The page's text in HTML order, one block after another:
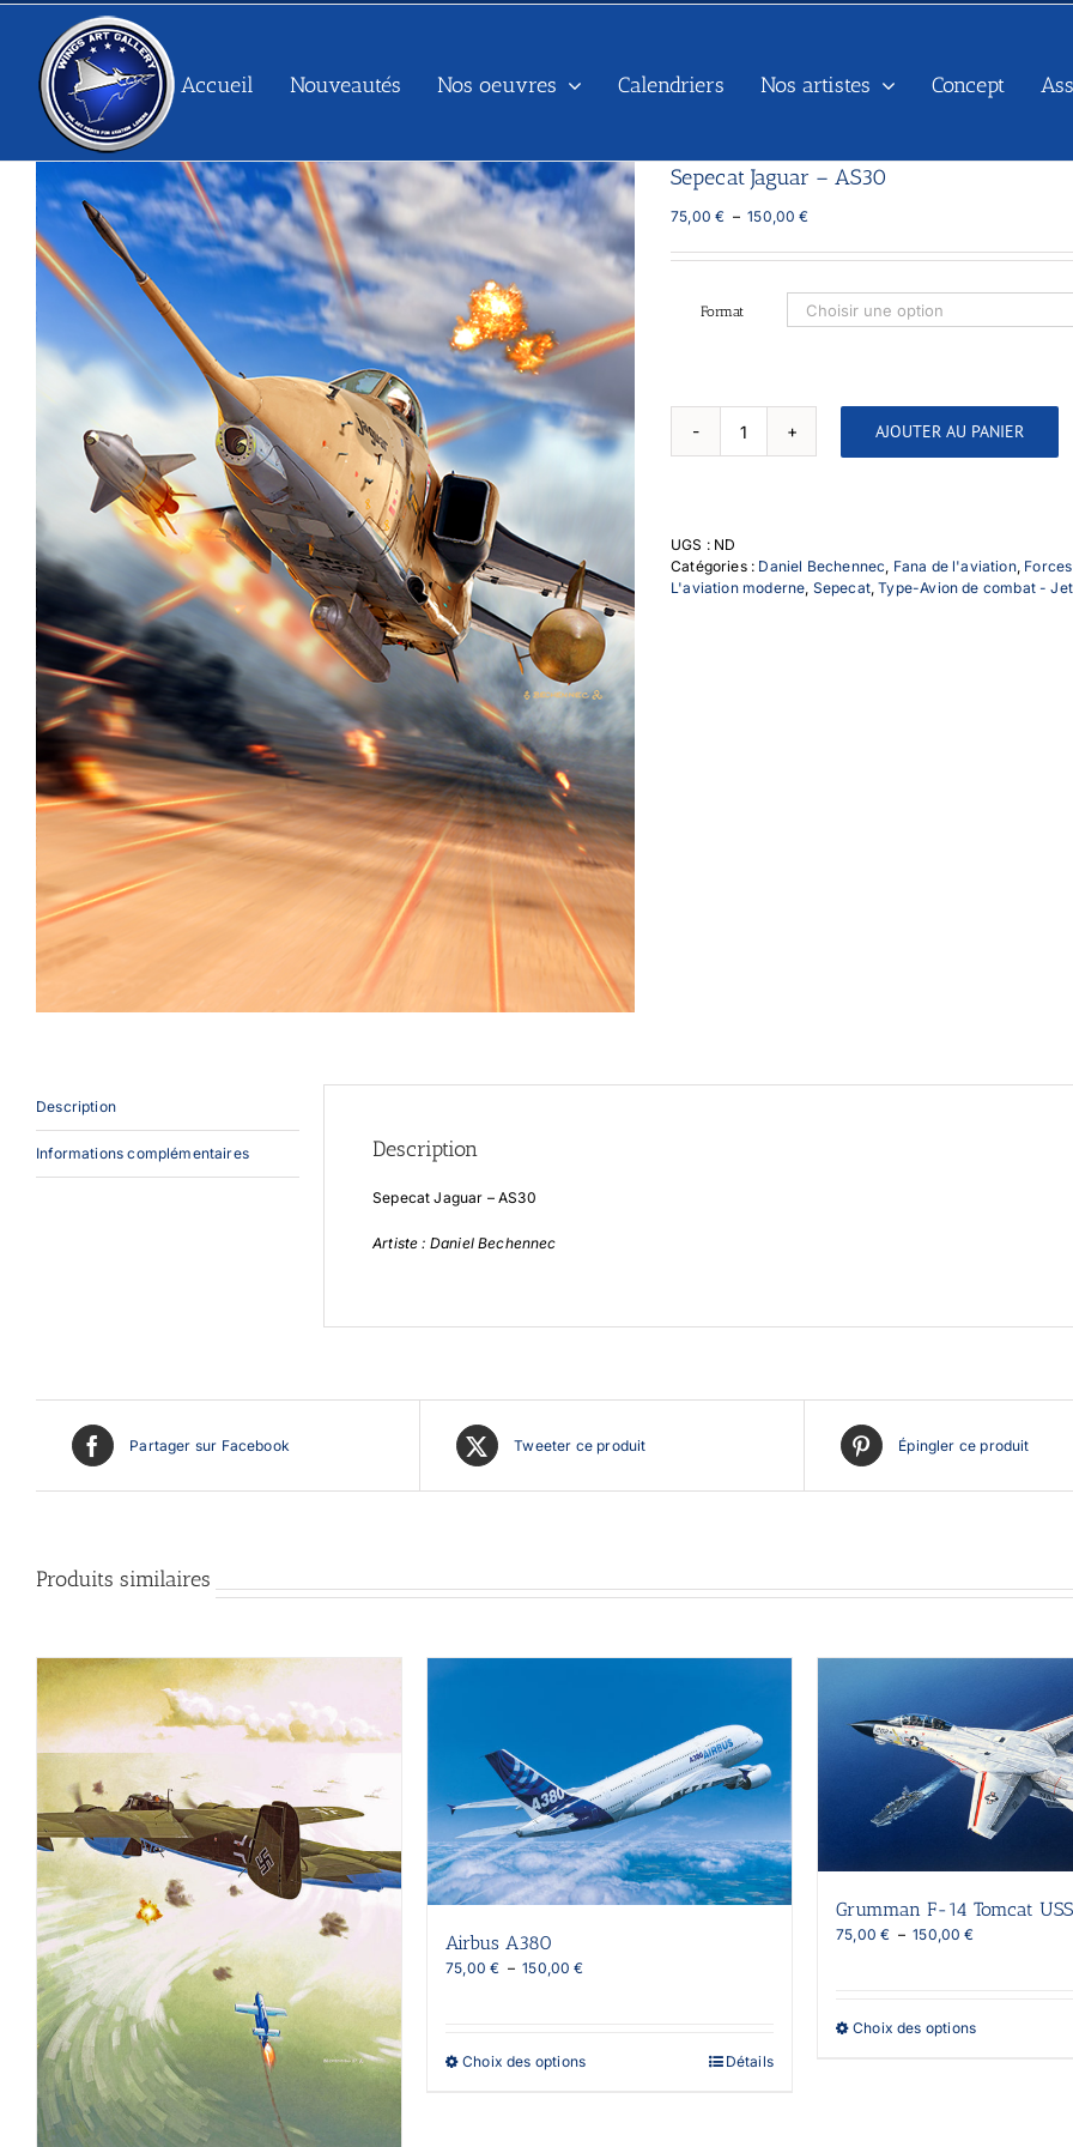
Passer
contenu
Accueil Nouveautés Nos oeuvres Calendriers Nos artistes Concept
Sepecat Jaguar – AS30
75,00€ – 150,00€Plage
prix :
à
150,00 €
Format
quantité
de
AJOUTER AU PANIER
UGS : ND
Catégories : Daniel Bechennec, Fana de l'aviation,
L'aviation moderne, Sepecat,Type-Avion de combat - Jet
Description
Informations complémentaires Description
Sepecat Jaguar – AS30
Artiste : Daniel Bechennec
Partager sur Facebook Tweeter ce produit Épingler ce produit
Produits similaires
Airbus A380
75,00€ – 150,00€Plage
Choix des optionsCe
Détails
Grumman F-14 Tomcat
75,00€ – 150,00€Plage
Choix des optionsCe